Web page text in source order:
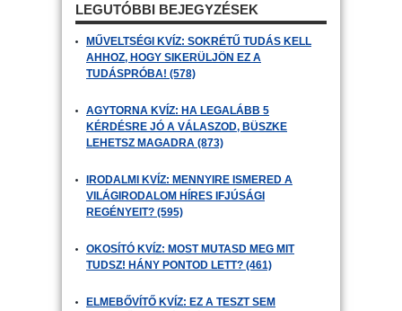
LEGUTÓBBI BEJEGYZÉSEK
MŰVELTSÉGI KVÍZ: SOKRÉTŰ TUDÁS KELL
AHHOZ, HOGY SIKERÜLJÖN EZ A
TUDÁSPRÓBA! (578)
AGYTORNA KVÍZ: HA LEGALÁBB 5
KÉRDÉSRE JÓ A VÁLASZOD, BÜSZKE
LEHETSZ MAGADRA (873)
IRODALMI KVÍZ: MENNYIRE ISMERED A
VILÁGIRODALOM HÍRES IFJÚSÁGI
REGÉNYEIT? (595)
OKOSÍTÓ KVÍZ: MOST MUTASD MEG MIT
TUDSZ! HÁNY PONTOD LETT? (461)
ELMEBŐVÍTŐ KVÍZ: EZ A TESZT SEM